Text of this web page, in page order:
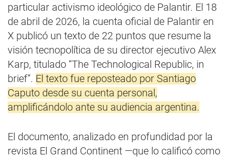
particular activismo ideológico de Palantir. El 18
de abril de 2026, la cuenta oficial de Palantir en
X publicó un texto de 22 puntos que resume la
visión tecnopolítica de su director ejecutivo Alex
Karp, titulado “The Technological Republic, in
brief”. El texto fue reposteado por Santiago
Caputo desde su cuenta personal,
amplificándolo ante su audiencia argentina.
El documento, analizado en profundidad por la
revista El Grand Continent —que lo calificó como